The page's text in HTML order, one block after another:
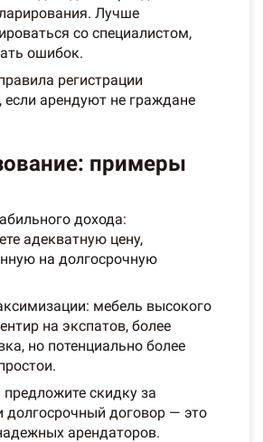
Лучше
со специалистом,
ошибок.
регистрации
если арендуют не граждане
примеры
дохода:
адекватную цену,
на долгосрочную
мебель высокого
на экспатов, более
но потенциально более
скидку за
долгосрочный договор — это
арендаторов.